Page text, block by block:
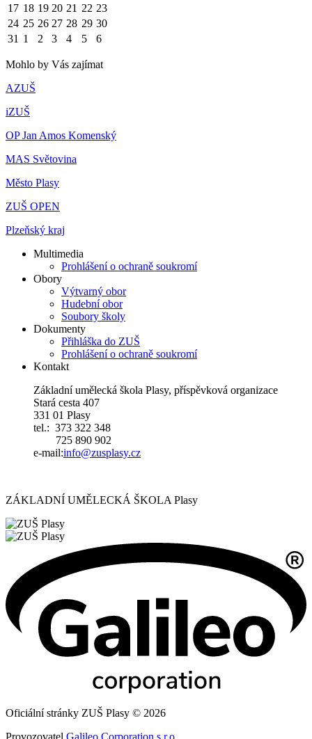
17 18 19 20 21 22 23
24 25 26 27 28 29 30
31 1 2 3 4 5 6
Mohlo by Vás zajímat
AZUŠ
iZUŠ
OP Jan Amos Komenský
MAS Světovina
Město Plasy
ZUŠ OPEN
Plzeňský kraj
Multimedia
Prohlášení o ochraně soukromí
Obory
Výtvarný obor
Hudební obor
Soubory školy
Dokumenty
Přihláška do ZUŠ
Prohlášení o ochraně soukromí
Kontakt
Základní umělecká škola Plasy, příspěvková organizace
Stará cesta 407
331 01 Plasy
tel.: 373 322 348
725 890 902
e-mail:info@zusplasy.cz
ZÁKLADNÍ UMĚLECKÁ ŠKOLA Plasy
Oficiální stránky ZUŠ Plasy © 2026
Provozovatel Galileo Corporation s.r.o.